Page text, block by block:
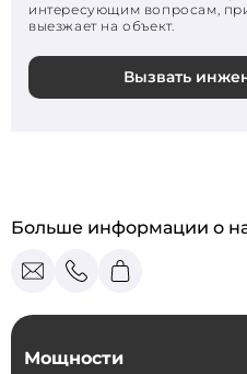
интересующим вопросам,
выезжает на объект.
Вызвать
Больше информации о
Мощности